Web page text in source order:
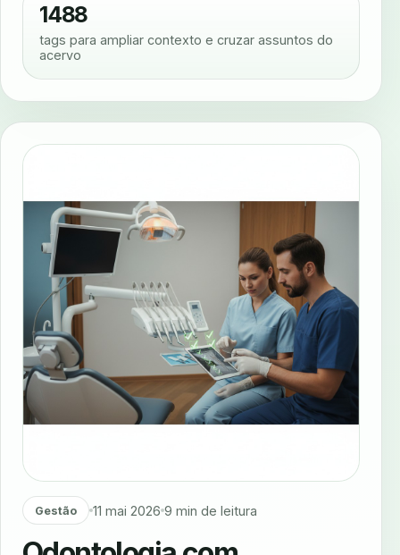
1488
tags para ampliar contexto e cruzar assuntos do
acervo
Gestão 11 mai 2026 9 min de leitura